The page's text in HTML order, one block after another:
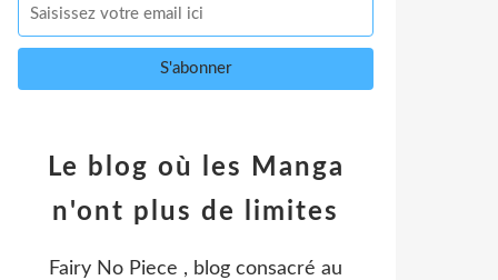
Le blog où les Manga
n'ont plus de limites
Fairy No Piece , blog consacré au